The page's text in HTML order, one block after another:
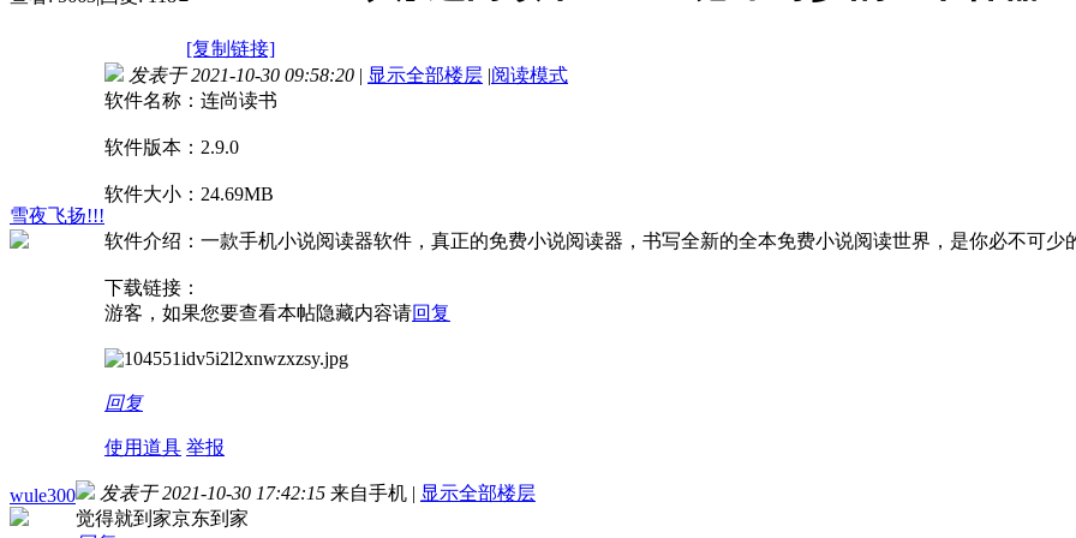
[复制链接]
雪夜飞扬!!!
发表于 2021-10-30 09:58:20 | 显示全部楼层 |阅读模式
软件名称：连尚读书
软件版本：2.9.0
软件大小：24.69MB
软件介绍：一款手机小说阅读器软件，真正的免费小说阅读器，书写全新的全本免费小说阅读世界，是你必不可少
下载链接：
游客，如果您要查看本帖隐藏内容请回复
回复
使用道具 举报
wule300 发表于 2021-10-30 17:42:15 来自手机 | 显示全部楼层
觉得就到家京东到家